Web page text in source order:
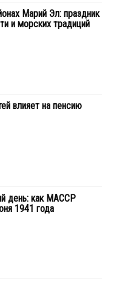
Марий Эл: праздник
и морских традиций
влияет на пенсию
день: как МАССР
1941 года